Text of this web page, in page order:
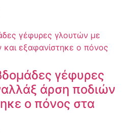
γέφυρες
άρση ποδιών
ο πόνος στα